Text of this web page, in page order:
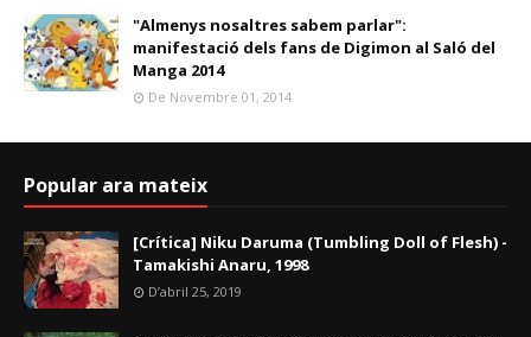
"Almenys nosaltres sabem parlar":
manifestació dels fans de Digimon al Saló del
Manga 2014
De Novembre 01, 2014
Popular ara mateix
[Crítica] Niku Daruma (Tumbling Doll of Flesh) -
Tamakishi Anaru, 1998
D’abril 25, 2019